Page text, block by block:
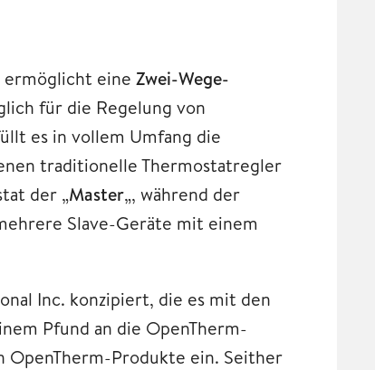
ermöglicht eine Zwei-Wege-
für die Regelung von
es in vollem Umfang die
traditionelle Thermostatregler
der „Master„, während der
Slave-Geräte mit einem
Inc. konzipiert, die es mit den
Pfund an die OpenTherm-
Produkte ein. Seither